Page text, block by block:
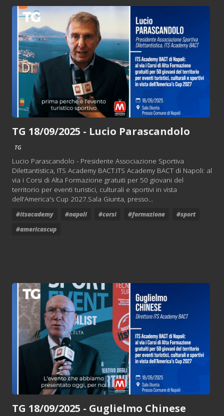
TG 18/09/2025 - Lucio Parascandolo
TG
Lucio Parascandolo - Presidente Associazione Sportiva
Dilettantistica, ITS Academy BACT.ITS Academy BACT di Napoli: al
via i Corsi di Alta Formazione gratuiti per 50 giovani del
territorio per eventi turistici, culturali e sportivi in vista
dell'America's Cup 2027.Sala Giunta, presso...
#itsacademy #napoli #corsi #formazione
#sport
#americascup
TG 18/09/2025 - Guglielmo Chinese